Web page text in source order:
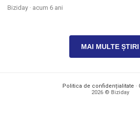
Biziday · acum 6 ani
MAI MULTE ȘTIRI
Politica de confidențialitate ·
2026 © Biziday